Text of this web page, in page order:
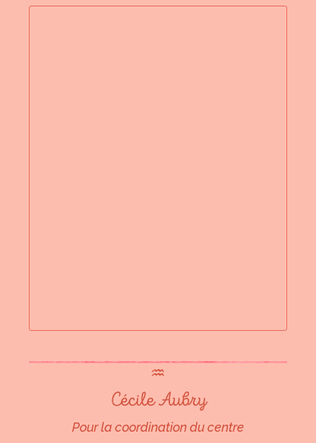
♒︎
Cécile Aubry
Pour la coordination du centre